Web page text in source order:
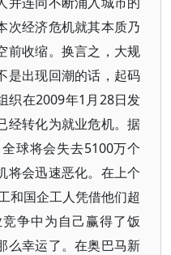
次经济危机就其本质乃
前收缩。换言之，大规
是出现回潮的话，起码
织在2009年1月28日发
经转化为就业危机。据
球将会失去5100万个
将会迅速恶化。在上个
和国企工人凭借他们超
争中为自己赢得了饭
么幸运了。在奥巴马新